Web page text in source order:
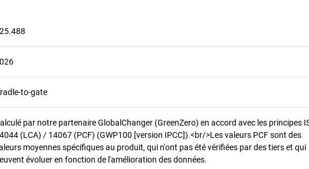
to-gate
par notre partenaire GlobalChanger (GreenZero) en accord avec les principes
(LCA) / 14067 (PCF) (GWP100 [version IPCC]).<br/>Les valeurs PCF sont des
moyennes spécifiques au produit, qui n'ont pas été vérifiées par des tiers et qui
évoluer en fonction de l'amélioration des données.